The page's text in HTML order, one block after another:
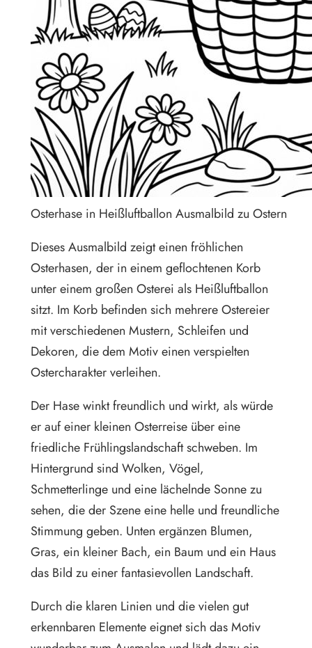
Osterhase in Heißluftballon Ausmalbild zu Ostern
Dieses Ausmalbild zeigt einen fröhlichen
Osterhasen, der in einem geflochtenen Korb
unter einem großen Osterei als Heißluftballon
sitzt. Im Korb befinden sich mehrere Ostereier
mit verschiedenen Mustern, Schleifen und
Dekoren, die dem Motiv einen verspielten
Ostercharakter verleihen.
Der Hase winkt freundlich und wirkt, als würde
er auf einer kleinen Osterreise über eine
friedliche Frühlingslandschaft schweben. Im
Hintergrund sind Wolken, Vögel,
Schmetterlinge und eine lächelnde Sonne zu
sehen, die der Szene eine helle und freundliche
Stimmung geben. Unten ergänzen Blumen,
Gras, ein kleiner Bach, ein Baum und ein Haus
das Bild zu einer fantasievollen Landschaft.
Durch die klaren Linien und die vielen gut
erkennbaren Elemente eignet sich das Motiv